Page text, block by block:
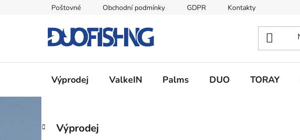
Poštovné Obchodní podmínky GDPR Kontakty
Výprodej ValkeIN Palms DUO TORAY
PPřeskočit
kategorie
K
a
Výprodej